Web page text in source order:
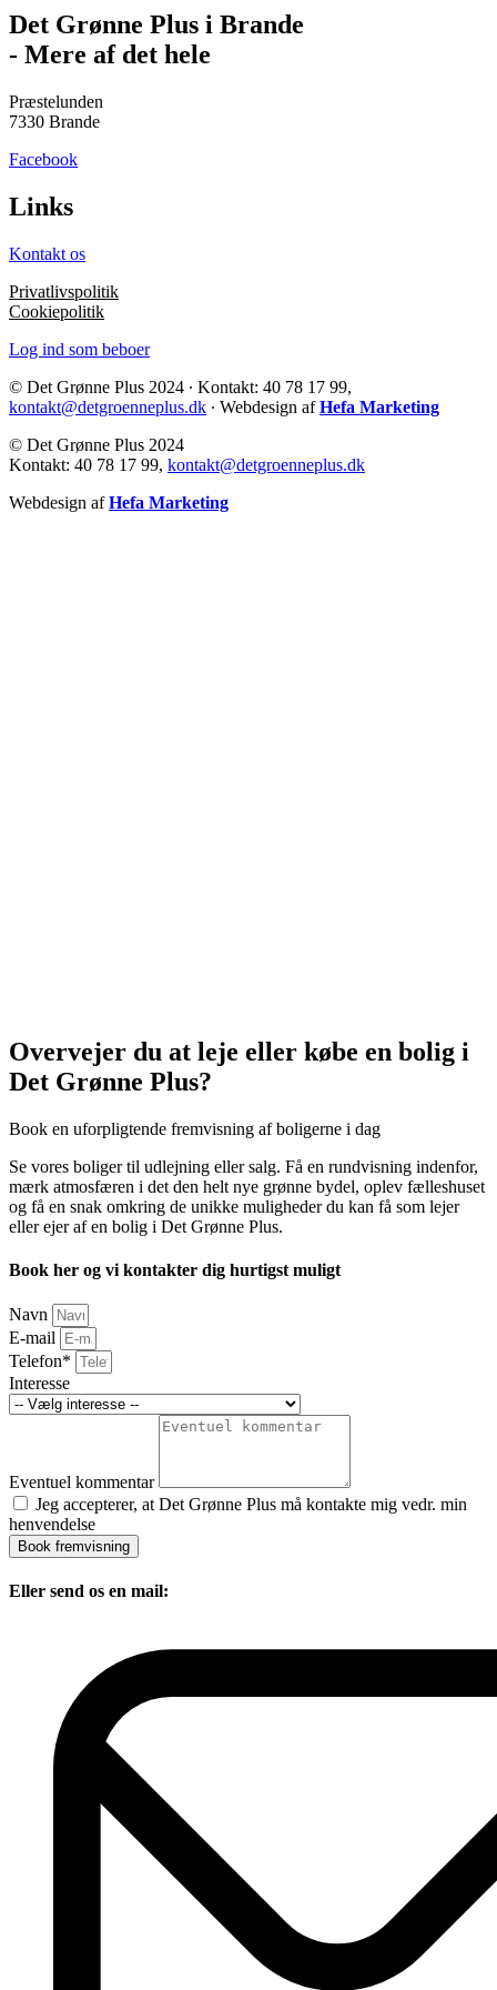
Det Grønne Plus i Brande
- Mere af det hele
Præstelunden
7330 Brande
Facebook
Links
Kontakt os
Privatlivspolitik
Cookiepolitik
Log ind som beboer
© Det Grønne Plus 2024 ∙ Kontakt: 40 78 17 99,
kontakt@detgroenneplus.dk ∙ Webdesign afHefa Marketing
© Det Grønne Plus 2024
Kontakt: 40 78 17 99, kontakt@detgroenneplus.dk
Webdesign afHefa Marketing
Overvejer du at leje eller købe en bolig i
Det Grønne Plus?
Book en uforpligtende fremvisning af boligerne i dag
Se vores boliger til udlejning eller salg. Få en rundvisning indenfor,
mærk atmosfæren i det den helt nye grønne bydel, oplev fælleshuset
og få en snak omkring de unikke muligheder du kan få som lejer
eller ejer af en bolig i Det Grønne Plus.
Book her og vi kontakter dig hurtigst muligt
Navn
E-mail
Telefon*
Interesse
Eventuel kommentar
Jeg accepterer, at Det Grønne Plus må kontakte mig vedr. min
henvendelse
Book fremvisning
Eller send os en mail: